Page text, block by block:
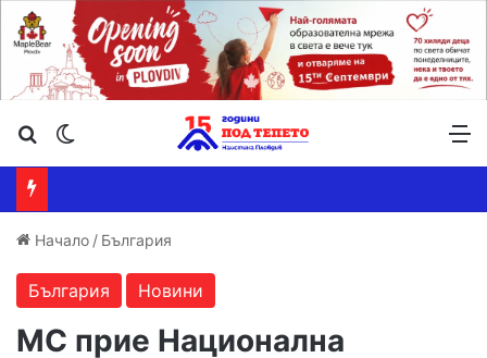
Търсене ...
Начало / България
България Новини
МС прие Национална